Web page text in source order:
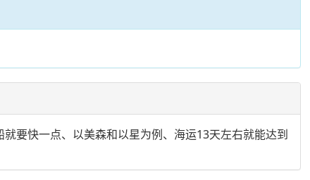
要快一点、以美森和以星为例、海运13天左右就能达到